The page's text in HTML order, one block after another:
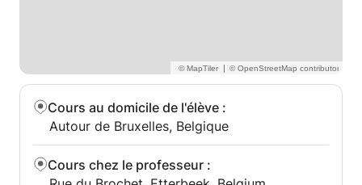
|
Cours au domicile de l'élève :
Autour de Bruxelles, Belgique
Cours chez le professeur :